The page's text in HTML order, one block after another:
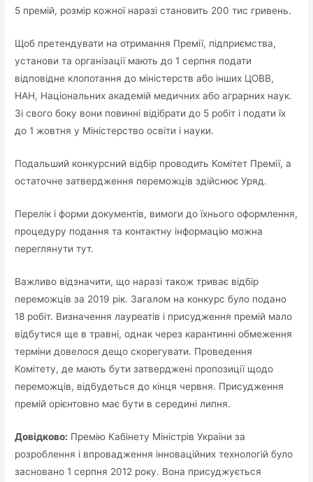
5 премій, розмір кожної наразі становить 200 тис гривень.
Щоб претендувати на отримання Премії, підприємства,
установи та організації мають до 1 серпня подати
відповідне клопотання до міністерств або інших ЦОВВ,
НАН, Національних академій медичних або аграрних наук.
Зі свого боку вони повинні відібрати до 5 робіт і подати їх
до 1 жовтня у Міністерство освіти і науки.
Подальший конкурсний відбір проводить Комітет Премії, а
остаточне затвердження переможців здійснює Уряд.
Перелік і форми документів, вимоги до їхнього оформлення,
процедуру подання та контактну інформацію можна
переглянути тут.
Важливо відзначити, що наразі також триває відбір
переможців за 2019 рік. Загалом на конкурс було подано
18 робіт. Визначення лауреатів і присудження премій мало
відбутися ще в травні, однак через карантинні обмеження
терміни довелося дещо скорегувати. Проведення
Комітету, де мають бути затверджені пропозиції щодо
переможців, відбудеться до кінця червня. Присудження
премій орієнтовно має бути в середині липня.
Довідково: Премію Кабінету Міністрів України за
розроблення і впровадження інноваційних технологій було
засновано 1 серпня 2012 року. Вона присуджується